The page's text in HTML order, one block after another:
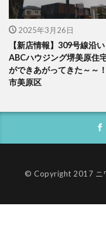
2025年3月26日
【新店情報】309号線沿い
ABCハウジング堺美原住
ができあがってきた～～
市美原区
© Copyright 2017 ニ